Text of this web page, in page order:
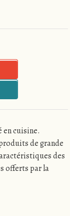
cuisine.
de grande
des
offerts par la